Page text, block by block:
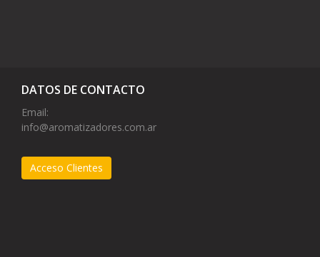
DATOS DE CONTACTO
Email:
info@aromatizadores.com.ar
Acceso Clientes